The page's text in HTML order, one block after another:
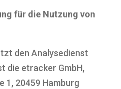
für die Nutzung von
den Analysedienst
die etracker GmbH,
1, 20459 Hamburg